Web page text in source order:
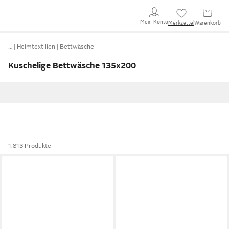
Mein KontoMerkzettel Warenkorb
… Heimtextilien Bettwäsche
Kuschelige Bettwäsche 135x200
1.813 Produkte